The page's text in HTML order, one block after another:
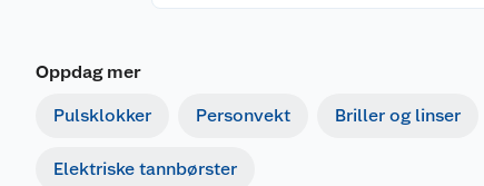
Oppdag mer
Pulsklokker Personvekt Briller og linser
Elektriske tannbørster